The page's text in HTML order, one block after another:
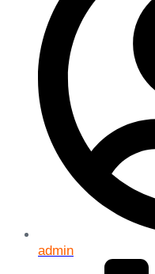
admin